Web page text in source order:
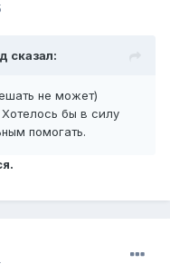
сказал:
не может)
бы в силу
помогать.